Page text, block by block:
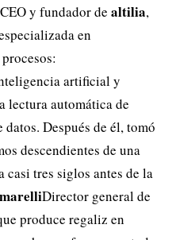
CEO y fundador de altilia,
en
artificial y
lectura automática de
Después de él, tomó
descendientes de una
casi tres siglos antes de la
Director general de
produce regaliz en